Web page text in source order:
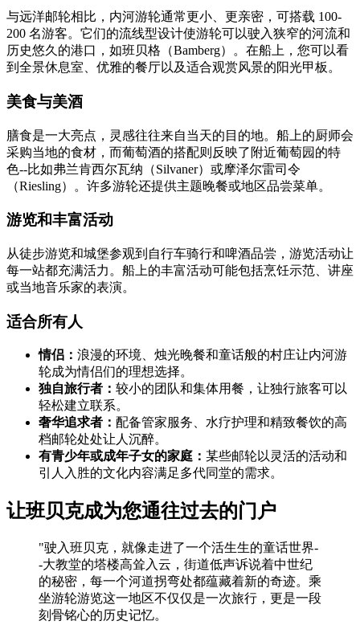
与远洋邮轮相比，内河游轮通常更小、更亲密，可搭载 100-
200 名游客。它们的流线型设计使游轮可以驶入狭窄的河流和
历史悠久的港口，如班贝格（Bamberg）。在船上，您可以看
到全景休息室、优雅的餐厅以及适合观赏风景的阳光甲板。
美食与美酒
膳食是一大亮点，灵感往往来自当天的目的地。船上的厨师会
采购当地的食材，而葡萄酒的搭配则反映了附近葡萄园的特
色--比如弗兰肯西尔瓦纳（Silvaner）或摩泽尔雷司令
（Riesling）。许多游轮还提供主题晚餐或地区品尝菜单。
游览和丰富活动
从徒步游览和城堡参观到自行车骑行和啤酒品尝，游览活动让
每一站都充满活力。船上的丰富活动可能包括烹饪示范、讲座
或当地音乐家的表演。
适合所有人
情侣： 浪漫的环境、烛光晚餐和童话般的村庄让内河游
轮成为情侣们的理想选择。
独自旅行者： 较小的团队和集体用餐，让独行旅客可以
轻松建立联系。
奢华追求者： 配备管家服务、水疗护理和精致餐饮的高
档邮轮处处让人沉醉。
有青少年或成年子女的家庭： 某些邮轮以灵活的活动和
引人入胜的文化内容满足多代同堂的需求。
让班贝克成为您通往过去的门户
"驶入班贝克，就像走进了一个活生生的童话世界-
-大教堂的塔楼高耸入云，街道低声诉说着中世纪
的秘密，每一个河道拐弯处都蕴藏着新的奇迹。乘
坐游轮游览这一地区不仅仅是一次旅行，更是一段
刻骨铭心的历史记忆。